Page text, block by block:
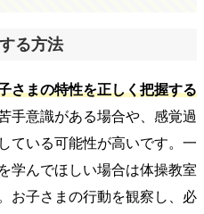
る方法
さまの特性を正しく把握する
手意識がある場合や、感覚過
ている可能性が高いです。一
学んでほしい場合は体操教室
お子さまの行動を観察し、必